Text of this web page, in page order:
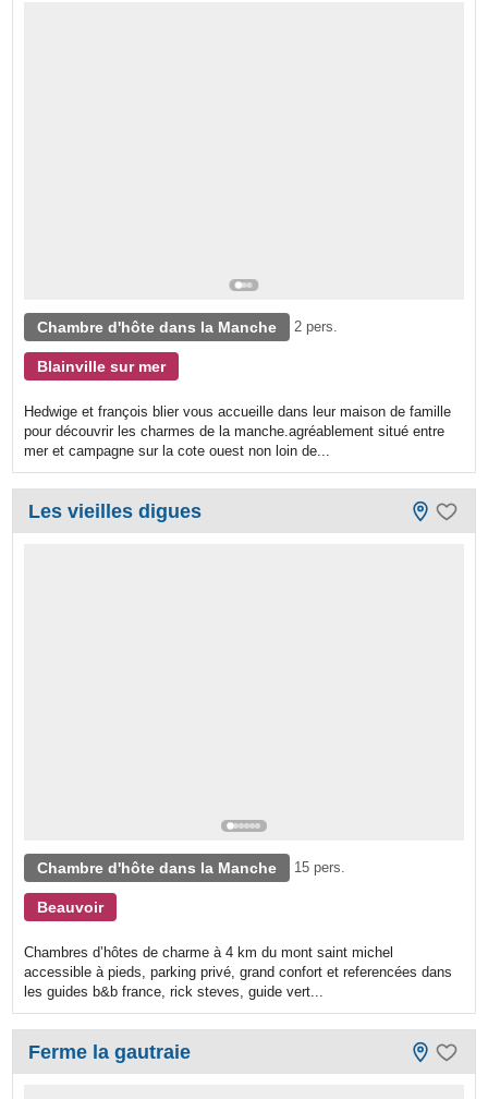
Chambre d'hôte dans la Manche 2 pers.
Blainville sur mer
Hedwige et françois blier vous accueille dans leur maison de famille
pour découvrir les charmes de la manche.agréablement situé entre
mer et campagne sur la cote ouest non loin de...
Les vieilles digues
Chambre d'hôte dans la Manche 15 pers.
Beauvoir
Chambres d’hôtes de charme à 4 km du mont saint michel
accessible à pieds, parking privé, grand confort et referencées dans
les guides b&b france, rick steves, guide vert...
Ferme la gautraie